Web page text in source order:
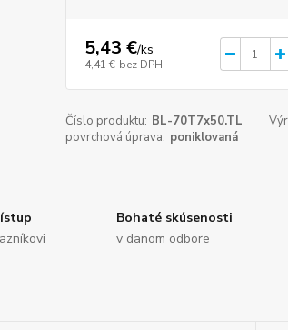
5,43 €/ks
4,41 € bez DPH
Číslo produktu: BL-70T7x50.TL
povrchová úprava: poniklovaná
Bohaté skúsenosti
v danom odbore